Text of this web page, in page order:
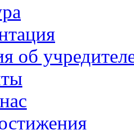
об